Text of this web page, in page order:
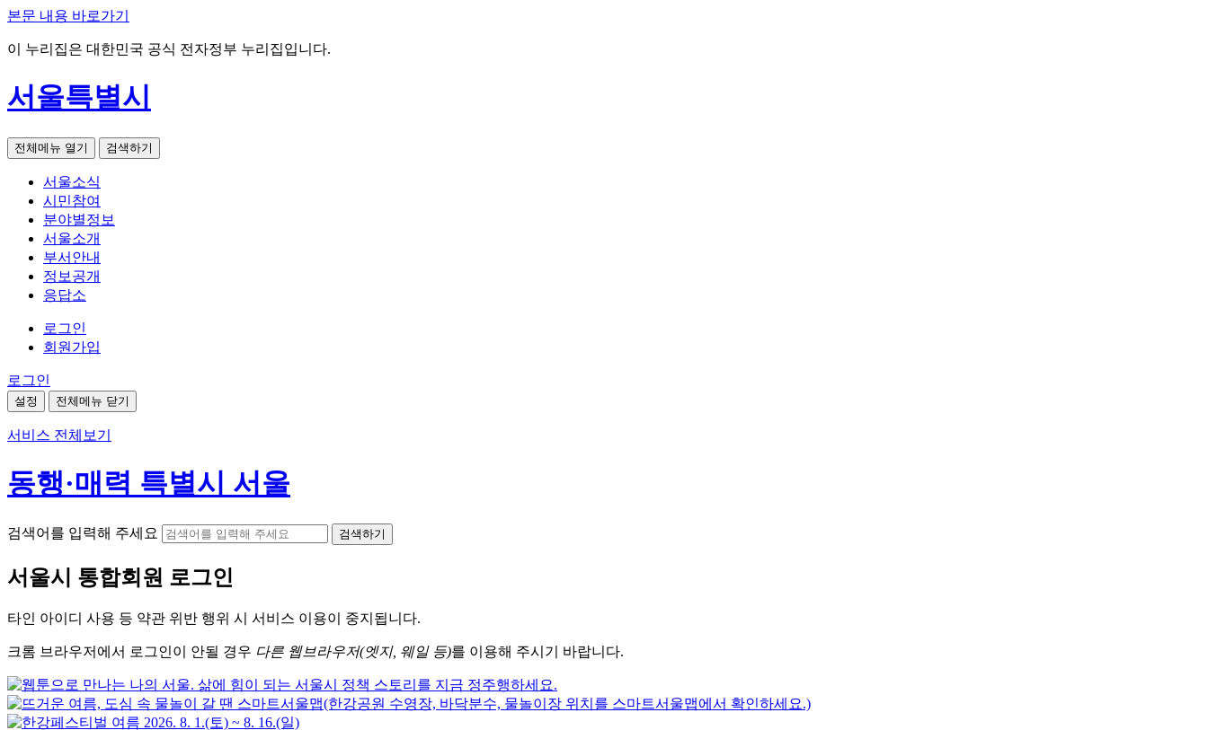
본문 내용 바로가기
이 누리집은 대한민국 공식 전자정부 누리집입니다.
서울특별시
전체메뉴 열기 검색하기
서울소식
시민참여
분야별정보
서울소개
부서안내
정보공개
응답소
로그인
회원가입
로그인
설정 전체메뉴 닫기
서비스 전체보기
동행·매력 특별시 서울
검색어를 입력해 주세요 검색하기
서울시 통합회원 로그인
타인 아이디 사용 등 약관 위반 행위 시 서비스 이용이 중지됩니다.
크롬 브라우저에서 로그인이 안될 경우 다른 웹브라우저(엣지, 웨일 등)를 이용해 주시기 바랍니다.